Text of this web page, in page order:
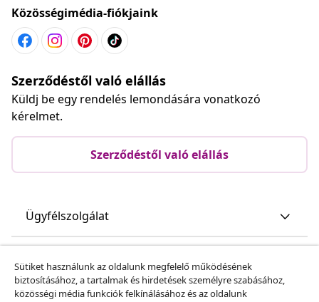
Közösségimédia-fiókjaink
Szerződéstől való elállás
Küldj be egy rendelés lemondására vonatkozó
kérelmet.
Szerződéstől való elállás
Ügyfélszolgálat
vidaXL
Sütiket használunk az oldalunk megfelelő működésének
biztosításához, a tartalmak és hirdetések személyre szabásához,
közösségi média funkciók felkínálásához és az oldalunk